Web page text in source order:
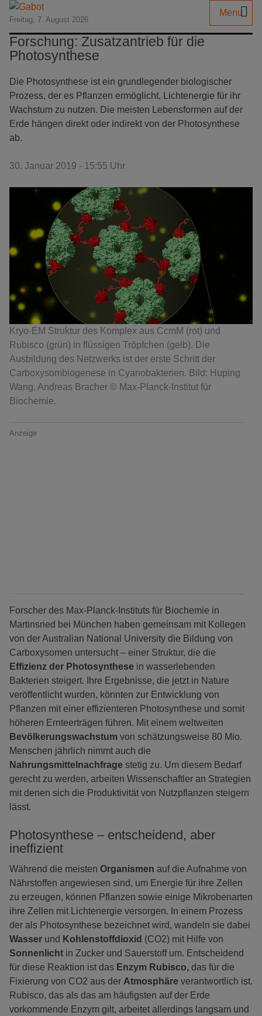
Freitag, 7. August 2026
Menu
Forschung: Zusatzantrieb für die
Photosynthese
Die Photosynthese ist ein grundlegender biologischer
Prozess, der es Pflanzen ermöglicht, Lichtenergie für ihr
Wachstum zu nutzen. Die meisten Lebensformen auf der
Erde hängen direkt oder indirekt von der Photosynthese
ab.
30. Januar 2019 - 15:55 Uhr
Kryo-EM Struktur des Komplex aus CcmM (rot) und
Rubisco (grün) in flüssigen Tröpfchen (gelb). Die
Ausbildung des Netzwerks ist der erste Schritt der
Carboxysombiogenese in Cyanobakterien. Bild: Huping
Wang, Andreas Bracher © Max-Planck-Institut für
Biochemie.
Anzeige
Forscher des Max-Planck-Instituts für Biochemie in
Martinsried bei München haben gemeinsam mit Kollegen
von der Australian National University die Bildung von
Carboxysomen untersucht – einer Struktur, die die
Effizienz der Photosynthese in wasserlebenden
Bakterien steigert. Ihre Ergebnisse, die jetzt in Nature
veröffentlicht wurden, könnten zur Entwicklung von
Pflanzen mit einer effizienteren Photosynthese und somit
höheren Ernteerträgen führen. Mit einem weltweiten
Bevölkerungswachstum von schätzungsweise 80 Mio.
Menschen jährlich nimmt auch die
Nahrungsmittelnachfrage stetig zu. Um diesem Bedarf
gerecht zu werden, arbeiten Wissenschaftler an Strategien
mit denen sich die Produktivität von Nutzpflanzen steigern
lässt.
Photosynthese – entscheidend, aber
ineffizient
Während die meisten Organismen auf die Aufnahme von
Nährstoffen angewiesen sind, um Energie für ihre Zellen
zu erzeugen, können Pflanzen sowie einige Mikrobenarten
ihre Zellen mit Lichtenergie versorgen. In einem Prozess
der als Photosynthese bezeichnet wird, wandeln sie dabei
Wasser und Kohlenstoffdioxid (CO2) mit Hilfe von
Sonnenlicht in Zucker und Sauerstoff um. Entscheidend
für diese Reaktion ist das Enzym Rubisco, das für die
Fixierung von CO2 aus der Atmosphäre verantwortlich ist.
Rubisco, das als das am häufigsten auf der Erde
vorkommende Enzym gilt, arbeitet allerdings langsam und